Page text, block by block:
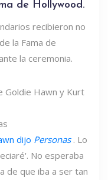
de Hollywood.
recibieron no
la Fama de
la ceremonia.
dijo Personas . Lo
No esperaba
de que iba a ser tan